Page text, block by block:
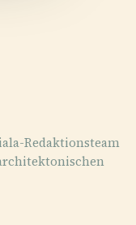
Redaktionsteam